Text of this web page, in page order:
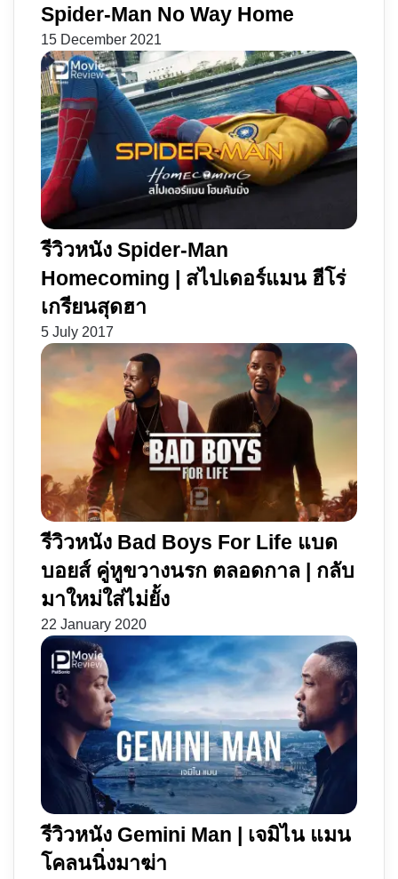
Spider-Man No Way Home
15 December 2021
รีวิวหนัง Spider-Man
Homecoming | สไปเดอร์แมน ฮีโร่
เกรียนสุดฮา
5 July 2017
รีวิวหนัง Bad Boys For Life แบด
บอยส์ คู่หูขวางนรก ตลอดกาล | กลับ
มาใหม่ใส่ไม่ยั้ง
22 January 2020
รีวิวหนัง Gemini Man | เจมิไน แมน
โคลนนิ่งมาฆ่า